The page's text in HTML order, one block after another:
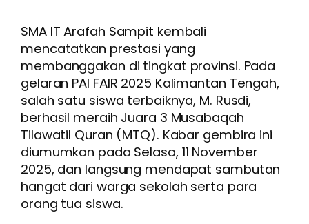
SMA IT Arafah Sampit kembali
mencatatkan prestasi yang
membanggakan di tingkat provinsi. Pada
gelaran PAI FAIR 2025 Kalimantan Tengah,
salah satu siswa terbaiknya, M. Rusdi,
berhasil meraih Juara 3 Musabaqah
Tilawatil Quran (MTQ). Kabar gembira ini
diumumkan pada Selasa, 11 November
2025, dan langsung mendapat sambutan
hangat dari warga sekolah serta para
orang tua siswa.